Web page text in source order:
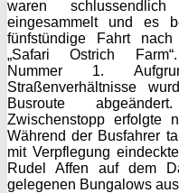
waren
eingesammelt und es
fünfstündige Fahrt
„Safari Ostrich
Nummer 1.
Straßenverhältnisse
Busroute
Zwischenstopp erfolgte
Während der Busfahrer
mit Verpflegung
Rudel Affen auf dem
gelegenen Bungalows